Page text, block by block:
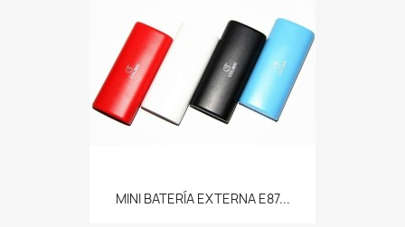
MINI BATERÍA EXTERNA E87...